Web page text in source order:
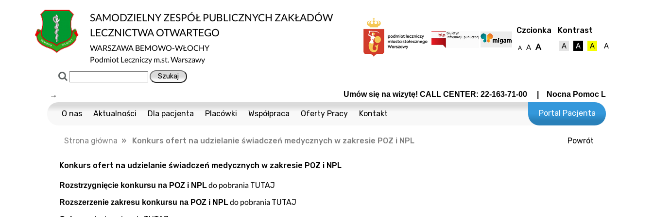
SAMODZIELNY ZESPÓŁ PUBLICZNYCH ZAKŁADÓW
LECZNICTWA OTWARTEGO
WARSZAWA BEMOWO-WŁOCHY
Podmiot Leczniczy m.st. Warszawy
Czcionka
A A A
Kontrast
A A A A
→ Umów się na wizytę! CALL CENTER: 22-163-71-00 | Nocna Pomoc Lekarska -
O nas
Normy ISO
Ochrona danych
Dostępność
Informacja o wpływie działalności wykonywanej
Aktualności Dla pacjenta
Nawigator Pacjenta
Profilaktyka Zdrowia
Polityka Ochrony Dzieci
Placówki
Coopera 5
Janiszowska 15
Powstańców Śląskich 19
Współpraca
Powierzchnie do wynajęcia
Oferty Pracy Kontakt Portal Pacjenta
Strona główna » Konkurs ofert na udzielanie świadczeń medycznych w zakresie POZ i NPL Powrót
Konkurs ofert na udzielanie świadczeń medycznych w zakresie POZ i NPL
Rozstrzygnięcie konkursu na POZ i NPLdo pobrania TUTAJ
Rozszerzenie zakresu konkursu na POZ i NPLdo pobrania TUTAJ